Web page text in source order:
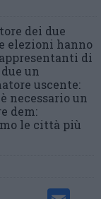
dei due
elezioni hanno
di
un
uscente:
necessario un
dem:
le città più